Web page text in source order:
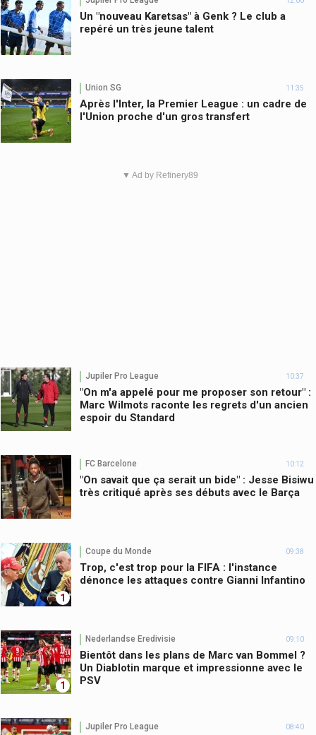
Un "nouveau Karetsas" à Genk ? Le club a
repéré un très jeune talent
Union SG 11:35
Après l'Inter, la Premier League : un cadre de
l'Union proche d'un gros transfert
▼ Ad by Refinery89
Jupiler Pro League 10:37
"On m'a appelé pour me proposer son retour" :
Marc Wilmots raconte les regrets d'un ancien
espoir du Standard
FC Barcelone 10:12
"On savait que ça serait un bide" : Jesse Bisiwu
très critiqué après ses débuts avec le Barça
1
Coupe du Monde 09:38
Trop, c'est trop pour la FIFA : l'instance
dénonce les attaques contre Gianni Infantino
1
Nederlandse Eredivisie 09:10
Bientôt dans les plans de Marc van Bommel ?
Un Diablotin marque et impressionne avec le
PSV
Jupiler Pro League 08:40